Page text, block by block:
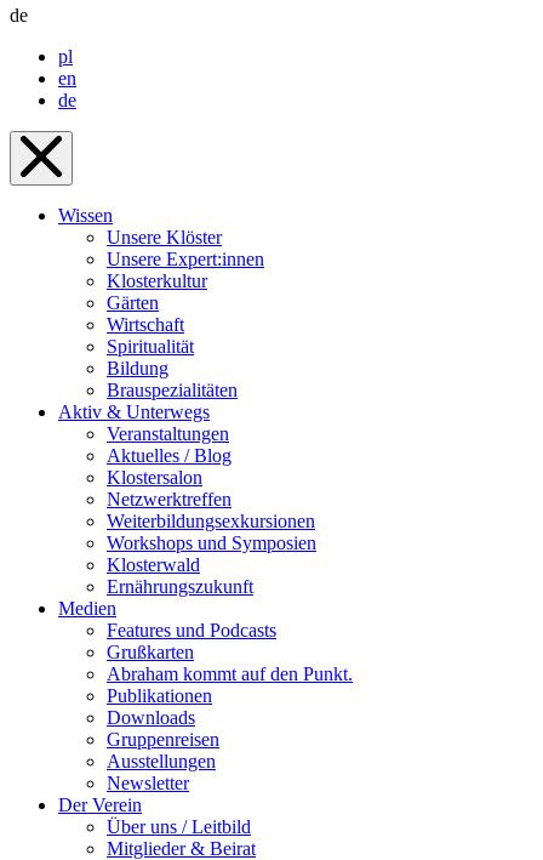
de
pl
en
de
Wissen
Unsere Klöster
Unsere Expert:innen
Klosterkultur
Gärten
Wirtschaft
Spiritualität
Bildung
Brauspezialitäten
Aktiv & Unterwegs
Veranstaltungen
Aktuelles / Blog
Klostersalon
Netzwerktreffen
Weiterbildungsexkursionen
Workshops und Symposien
Klosterwald
Ernährungszukunft
Medien
Features und Podcasts
Grußkarten
Abraham kommt auf den Punkt.
Publikationen
Downloads
Gruppenreisen
Ausstellungen
Newsletter
Der Verein
Über uns / Leitbild
Mitglieder & Beirat